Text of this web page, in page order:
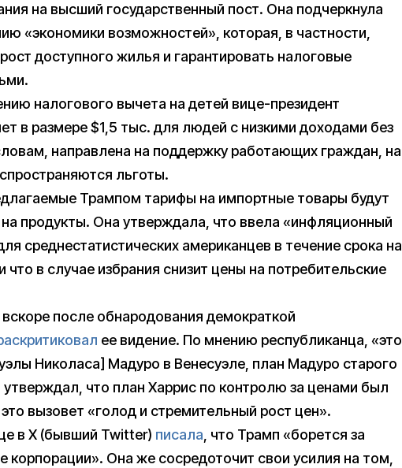
на высший государственный пост. Она подчеркнула
«экономики возможностей», которая, в частности,
доступного жилья и гарантировать налоговые
налогового вычета на детей вице-президент
в размере $1,5 тыс. для людей с низкими доходами без
направлена на поддержку работающих граждан, на
льготы.
Трампом тарифы на импортные товары будут
продукты. Она утверждала, что ввела «инфляционный
среднестатистических американцев в течение срока на
что в случае избрания снизит цены на потребительские
после обнародования демократкой
ее видение. По мнению республиканца, «это
Николаса] Мадуро в Венесуэле, план Мадуро старого
что план Харрис по контролю за ценами был
вызовет «голод и стремительный рост цен».
в X (бывший Twitter) писала, что Трамп «борется за
корпорации». Она же сосредоточит свои усилия на том,